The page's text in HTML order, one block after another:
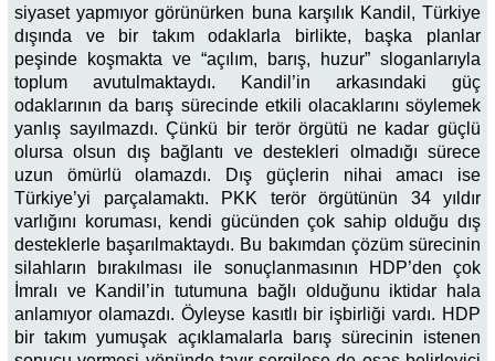
siyaset yapmıyor görünürken buna karşılık Kandil, Türkiye
dışında ve bir takım odaklarla birlikte, başka planlar
peşinde koşmakta ve “açılım, barış, huzur” sloganlarıyla
toplum avutulmaktaydı. Kandil’in arkasındaki güç
odaklarının da barış sürecinde etkili olacaklarını söylemek
yanlış sayılmazdı. Çünkü bir terör örgütü ne kadar güçlü
olursa olsun dış bağlantı ve destekleri olmadığı sürece
uzun ömürlü olamazdı. Dış güçlerin nihai amacı ise
Türkiye’yi parçalamaktı. PKK terör örgütünün 34 yıldır
varlığını koruması, kendi gücünden çok sahip olduğu dış
desteklerle başarılmaktaydı. Bu bakımdan çözüm sürecinin
silahların bırakılması ile sonuçlanmasının HDP’den çok
İmralı ve Kandil’in tutumuna bağlı olduğunu iktidar hala
anlamıyor olamazdı. Öyleyse kasıtlı bir işbirliği vardı. HDP
bir takım yumuşak açıklamalarla barış sürecinin istenen